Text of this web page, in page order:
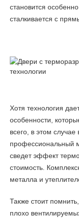
становится
сталкивается с
Хотя технология
особенности,
всего, в этом
профессиональный
сведет эффект
стоимость.
металла и
Также стоит
плохо